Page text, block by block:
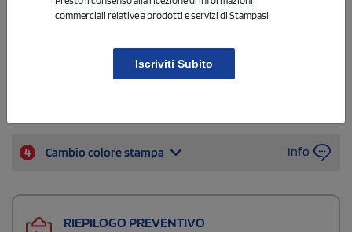
Indica il colore di stampa desiderato, e il testo che vorrai
4 Cambio colore stampa Info
RIEPILOGO PREVENTIVO
commerciali relative a prodotti e servizi di Stampasi
Iscriviti Subito